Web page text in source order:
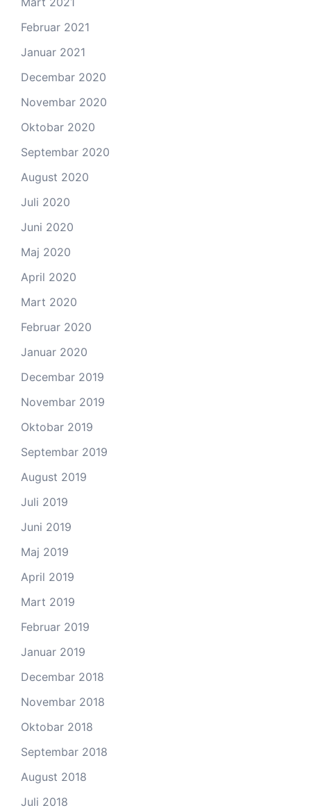
Februar 2021
Januar 2021
Decembar 2020
Novembar 2020
Oktobar 2020
Septembar 2020
August 2020
Juli 2020
Juni 2020
Maj 2020
April 2020
Mart 2020
Februar 2020
Januar 2020
Decembar 2019
Novembar 2019
Oktobar 2019
Septembar 2019
August 2019
Juli 2019
Juni 2019
Maj 2019
April 2019
Mart 2019
Februar 2019
Januar 2019
Decembar 2018
Novembar 2018
Oktobar 2018
Septembar 2018
August 2018
Juli 2018